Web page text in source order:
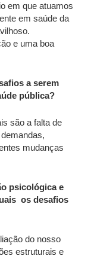
em que atuamos
em saúde da
e uma boa
a serem
pública?
são a falta de
mudanças
psicológica e
os desafios
do nosso
estruturais e